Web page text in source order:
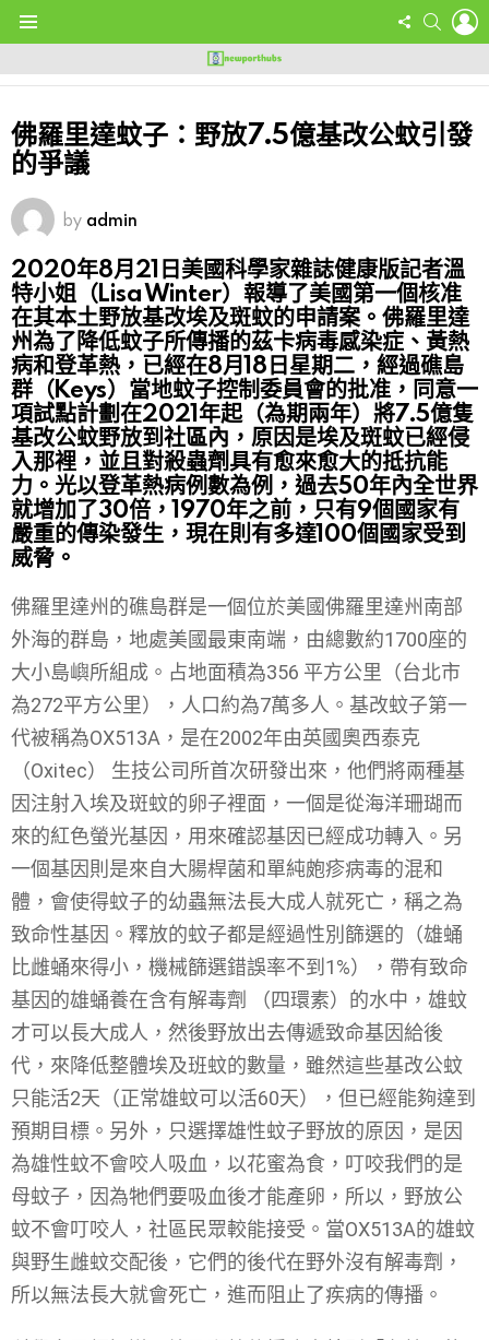
FOLLOW
佛羅里達蚊子：野放7.5億基改公蚊引發
的爭議
by admin
2020年8月21日美國科學家雜誌健康版記者溫
特小姐（Lisa Winter）報導了美國第一個核准
在其本土野放基改埃及斑蚊的申請案。佛羅里達
州為了降低蚊子所傳播的茲卡病毒感染症、黃熱
病和登革熱，已經在8月18日星期二，經過礁島
群（Keys）當地蚊子控制委員會的批准，同意一
項試點計劃在2021年起（為期兩年）將7.5億隻
基改公蚊野放到社區內，原因是埃及斑蚊已經侵
入那裡，並且對殺蟲劑具有愈來愈大的抵抗能
力。光以登革熱病例數為例，過去50年內全世界
就增加了30倍，1970年之前，只有9個國家有
嚴重的傳染發生，現在則有多達100個國家受到
威脅。
佛羅里達州的礁島群是一個位於美國佛羅里達州南部
外海的群島，地處美國最東南端，由總數約1700座的
大小島嶼所組成。占地面積為356 平方公里（台北市
為272平方公里），人口約為7萬多人。基改蚊子第一
代被稱為OX513A，是在2002年由英國奧西泰克
（Oxitec） 生技公司所首次研發出來，他們將兩種基
因注射入埃及斑蚊的卵子裡面，一個是從海洋珊瑚而
來的紅色螢光基因，用來確認基因已經成功轉入。另
一個基因則是來自大腸桿菌和單純皰疹病毒的混和
體，會使得蚊子的幼蟲無法長大成人就死亡，稱之為
致命性基因。釋放的蚊子都是經過性別篩選的（雄蛹
比雌蛹來得小，機械篩選錯誤率不到1%），帶有致命
基因的雄蛹養在含有解毒劑 （四環素）的水中，雄蚊
才可以長大成人，然後野放出去傳遞致命基因給後
代，來降低整體埃及班蚊的數量，雖然這些基改公蚊
只能活2天（正常雄蚊可以活60天），但已經能夠達到
預期目標。另外，只選擇雄性蚊子野放的原因，是因
為雄性蚊不會咬人吸血，以花蜜為食，叮咬我們的是
母蚊子，因為牠們要吸血後才能產卵，所以，野放公
蚊不會叮咬人，社區民眾較能接受。當OX513A的雄蚊
與野生雌蚊交配後，它們的後代在野外沒有解毒劑，
所以無法長大就會死亡，進而阻止了疾病的傳播。